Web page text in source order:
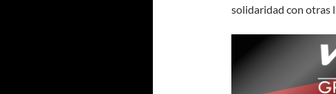
solidaridad con otras